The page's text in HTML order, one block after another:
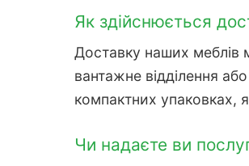
Як здійснюється
Доставку наших меблів
вантажне відділення
компактних упаковках,
Чи надаєте ви